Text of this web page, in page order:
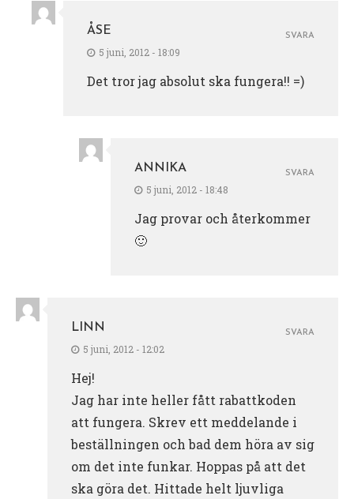
ÅSE
5 juni, 2012 - 18:09
Det tror jag absolut ska fungera!! =)
SVARA
ANNIKA
5 juni, 2012 - 18:48
Jag provar och återkommer
🙂
SVARA
LINN
5 juni, 2012 - 12:02
Hej!
Jag har inte heller fått rabattkoden
att fungera. Skrev ett meddelande i
beställningen och bad dem höra av sig
om det inte funkar. Hoppas på att det
ska göra det. Hittade helt ljuvliga
SVARA